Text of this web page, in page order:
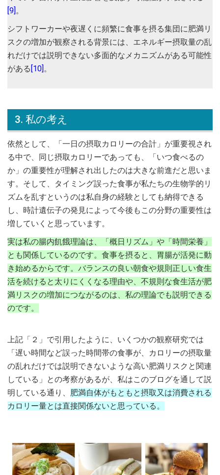
[9] 。
シフトワーカーや夜遅くに頻繁に食事を摂る集団に肥満リ
スクの増加が観察される背景には、エネルギー摂取量の乱
れだけでは説明できない多面的なメカニズムがある可能性
がある [10] 。
3. 私の考え
依然として、「一日の摂取カロリーの合計」が重要視され
る中で、同じ摂取カロリーであっても、「いつ食べるの
か」の重要性が理解され出したのは大きな前進だと思いま
す。そして、タイミング誤った食事が私たちの生物学的リ
ズムを乱すというのは私自身の経験としても納得できる
し、時計遺伝子の発見によって今後もこの分野の重要性は
増していくと思っています。
実は私の腸内飢餓理論は、「概日リズム」や「時間栄養」
とも関係しているのです。食事を摂ると、胃腸が活発に動
き始めるからです。バランスの良い朝食や規則正しい食生
活を続けると太りにくくなる理由や、不規則な食生活が肥
満リスクの増加につながるのは、私の理論でも説明できる
のです。
上記「２」で引用したように、いくつかの観察研究では
「遅い時間など誤った時間帯の食事が、カロリーの摂取量
の乱れだけでは説明できないような高い肥満リスクと関連
している」との考察があるが、私はこのブログを通して説
明している通り、 肥満自体がもともと摂取又は消費される
カロリー量とは直接関係ないと思っている。